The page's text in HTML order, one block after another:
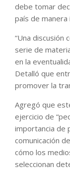
debe tomar
país de manera
“Una discusión
serie de
en la
Detalló que
promover la
Agregó que
ejercicio de
importancia de
comunicación
cómo los
seleccionan